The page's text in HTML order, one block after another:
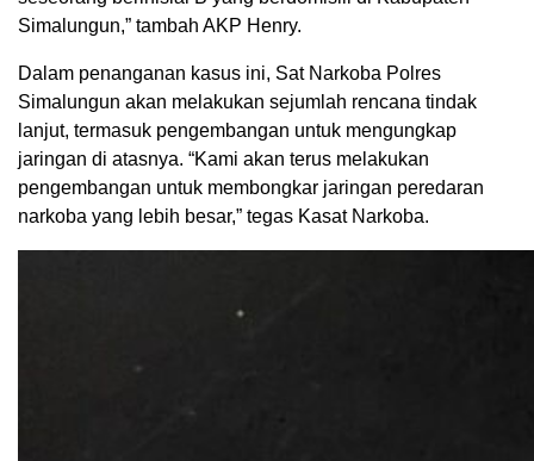
Simalungun,” tambah AKP Henry.
Dalam penanganan kasus ini, Sat Narkoba Polres
Simalungun akan melakukan sejumlah rencana tindak
lanjut, termasuk pengembangan untuk mengungkap
jaringan di atasnya. “Kami akan terus melakukan
pengembangan untuk membongkar jaringan peredaran
narkoba yang lebih besar,” tegas Kasat Narkoba.